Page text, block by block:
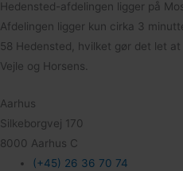
Hedensted-afdelingen ligger på
Afdelingen ligger kun cirka 3
58 Hedensted, hvilket gør det let
Vejle og Horsens.
Aarhus
Silkeborgvej 170
8000 Aarhus C
(+45) 26 36 70 74